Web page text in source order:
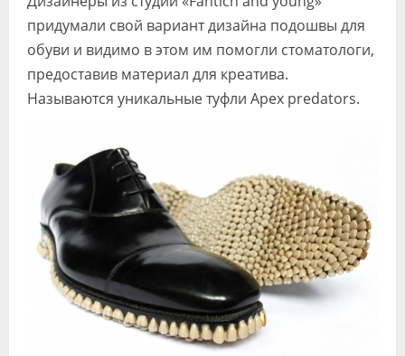
Форум
Клиники
Галерея
Блоги
Лаборатории
придумали свой вариант дизайна подошвы для
обуви и видимо в этом им помогли стоматологи,
предоставив материал для креатива.
Называются уникальные туфли Apex predators.